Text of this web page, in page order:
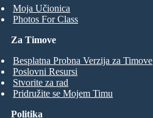
Moja Učionica
Photos For Class
Za Timove
Besplatna Probna Verzija za Timove
Poslovni Resursi
Stvorite za rad
Pridružite se Mojem Timu
Politika